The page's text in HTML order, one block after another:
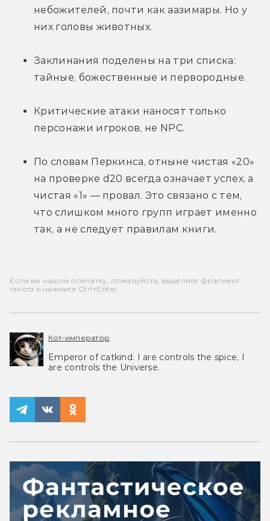
небожителей, почти как аазимары. Но у
них головы животных.
Заклинания поделены на три списка:
тайные, божественные и первородные.
Критические атаки наносят только
персонажи игроков, не NPC.
По словам Перкинса, отныне чистая «20»
на проверке d20 всегда означает успех, а
чистая «1» — провал. Это связано с тем,
что слишком много групп играет именно
так, а не следует правилам книги.
Если вы нашли опечатку, пожалуйста, выделите фрагмент
текста и нажмите Ctrl+Enter.
Кот-император
Emperor of catkind. I are controls the spice, I
are controls the Universe.